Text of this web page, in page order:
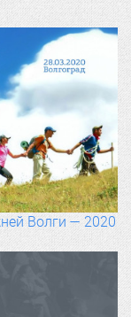
Волги — 2020